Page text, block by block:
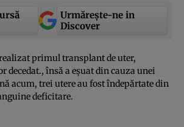
Urmărește-ne in
Discover
primul transplant de uter,
decedat., însă a eşuat din cauza unei
acum, trei utere au fost îndepărtate din
deficitare.